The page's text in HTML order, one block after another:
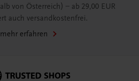
von Österreich) – ab 29,00 EUR
auch versandkostenfrei.
mehr erfahren